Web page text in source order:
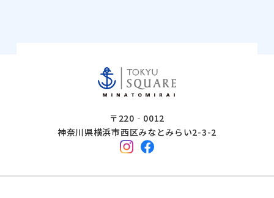
〒220‐0012
神奈川県横浜市西区みなとみらい2-3-2